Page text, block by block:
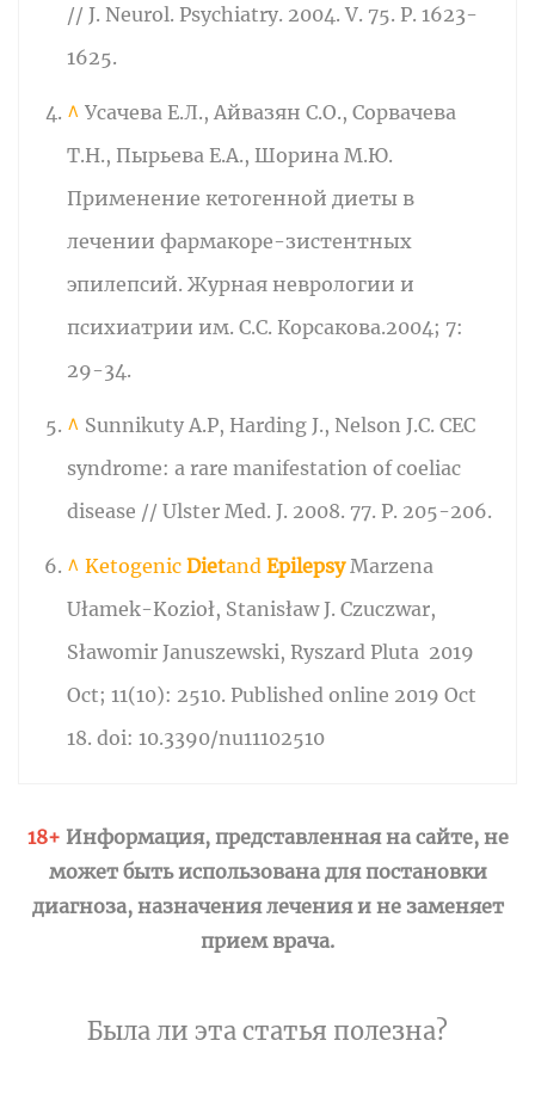
// J. Neurol. Psychiatry. 2004. V. 75. P. 1623-
1625.
^ Усачева Е.Л., Айвазян С.О., Сорвачева
Т.Н., Пырьева Е.А., Шорина М.Ю.
Применение кетогенной диеты в
лечении фармакоре-зистентных
эпилепсий. Журная неврологии и
психиатрии им. С.С. Корсакова.2004; 7:
29-34.
^ Sunnikuty A.P, Harding J., Nelson J.C. CEC
syndrome: a rare manifestation of coeliac
disease // Ulster Med. J. 2008. 77. P. 205-206.
^ Ketogenic Dietand EpilepsyMarzena
Ułamek-Kozioł, Stanisław J. Czuczwar,
Sławomir Januszewski, Ryszard Pluta 2019
Oct; 11(10): 2510. Published online 2019 Oct
18. doi: 10.3390/nu11102510
18+ Информация, представленная на сайте, не
может быть использована для постановки
диагноза, назначения лечения и не заменяет
прием врача.
Была ли эта статья полезна?